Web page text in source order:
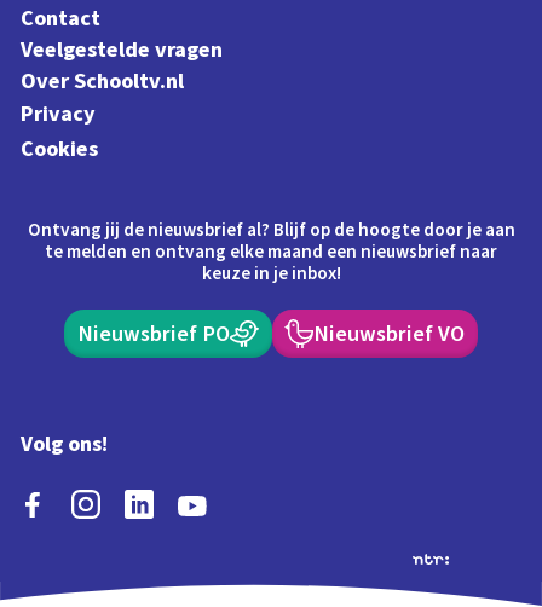
Contact
Veelgestelde vragen
Over Schooltv.nl
Privacy
Cookies
Ontvang jij de nieuwsbrief al? Blijf op de hoogte door je aan
te melden en ontvang elke maand een nieuwsbrief naar
keuze in je inbox!
Nieuwsbrief PO Nieuwsbrief VO
Volg ons!